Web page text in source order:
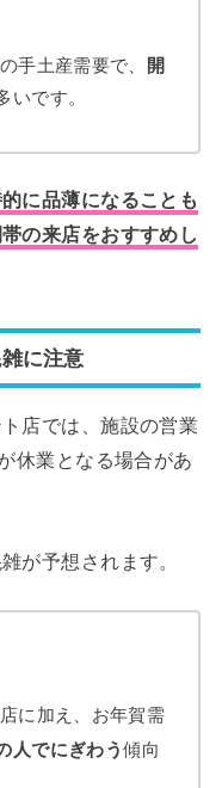
土産需要で、
開
いです。
に品薄になることも
の来店をおすすめし
に注意
店では、施設の営業
休業となる場合があ
が予想されます。
に加え、お年賀需
人でにぎわう傾向